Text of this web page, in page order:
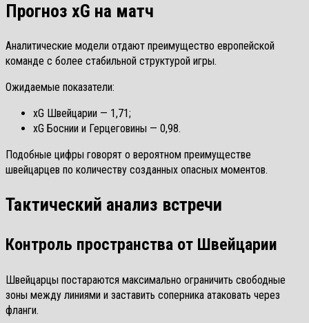
Прогноз xG на матч
Аналитические модели отдают преимущество европейской
команде с более стабильной структурой игры.
Ожидаемые показатели:
xG Швейцарии — 1,71;
xG Боснии и Герцеговины — 0,98.
Подобные цифры говорят о вероятном преимуществе
швейцарцев по количеству созданных опасных моментов.
Тактический анализ встречи
Контроль пространства от Швейцарии
Швейцарцы постараются максимально ограничить свободные
зоны между линиями и заставить соперника атаковать через
фланги.